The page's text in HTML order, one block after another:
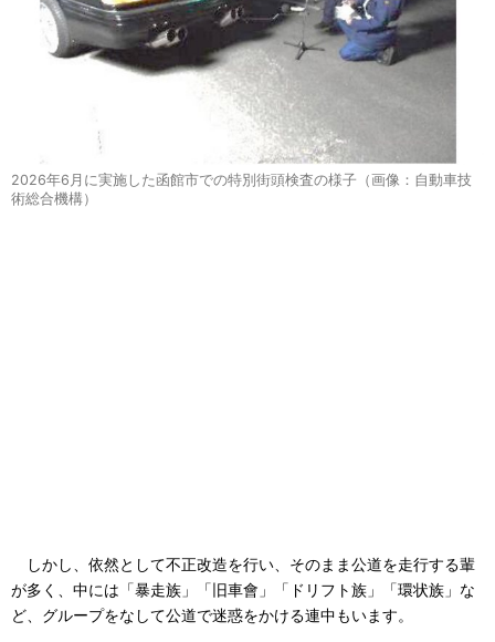
2026年6月に実施した函館市での特別街頭検査の様子（画像：自動車技
術総合機構）
しかし、依然として不正改造を行い、そのまま公道を走行する輩
が多く、中には「暴走族」「旧車會」「ドリフト族」「環状族」な
ど、グループをなして公道で迷惑をかける連中もいます。